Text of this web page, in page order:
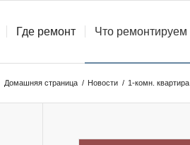
Где ремонт Что ремонтируем
Домашняя страница / Новости / 1-комн. квартира